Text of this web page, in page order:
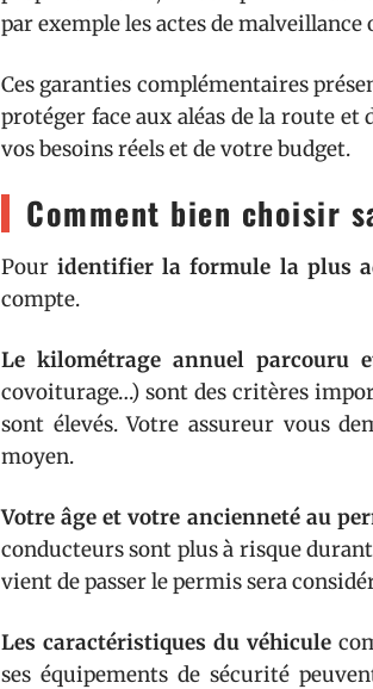
par exemple les actes de
Ces garanties complémentaires
protéger face aux aléas de la route
vos besoins réels et de votre budget.
Comment bien choisir
Pouridentifier la formule la plus
compte.
Le kilométrage annuel parcouru
covoiturage…) sont des critères
sont élevés. Votre assureur vous
moyen.
Votre âge et votre ancienneté au
conducteurs sont plus à risque
vient de passer le permis sera
Les caractéristiques du véhicule
ses équipements de sécurité